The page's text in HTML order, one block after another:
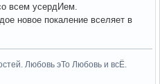
всем усердИем.
новое покаление вселяет в
Любовь эТо Любовь и всЁ.